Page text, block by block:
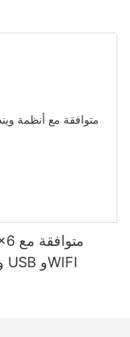
أنظمة ويندوز، وiOS، وأندرويد، وتدعم USB وWIFI